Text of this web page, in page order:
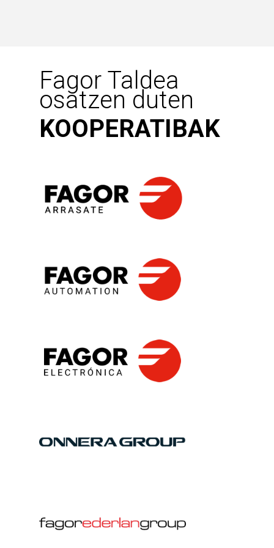
Fagor Taldea
osatzen duten
KOOPERATIBAK